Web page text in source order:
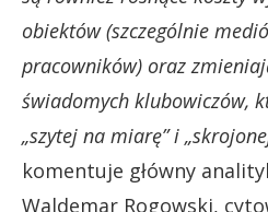
obiektów (szczególnie
pracowników) oraz
świadomych klubowiczów,
„szytej na miarę” i
komentuje główny
Waldemar Rogowski,